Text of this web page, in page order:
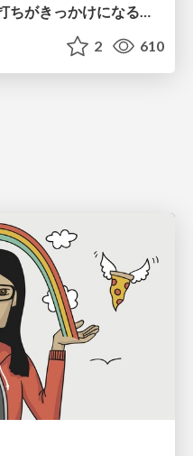
人を補助するAI ～AIとの壁打ちがきっかけになる～ #共創AIミートアップ
2 610